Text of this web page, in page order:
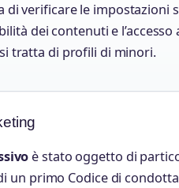
di verificare le impostazioni
dei contenuti e
tratta di profili di minori.
è stato oggetto di
un primo Codice di